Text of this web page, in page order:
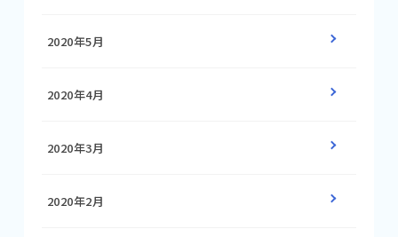
2020年5月
2020年4月
2020年3月
2020年2月